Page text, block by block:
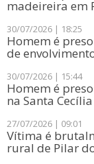
madeireira em
30/07/2026 | 18:25
Homem é
de
30/07/2026 | 15:44
​Homem é
na Santa Cecília
27/07/2026 | 09:01
Vítima é
rural de Pilar